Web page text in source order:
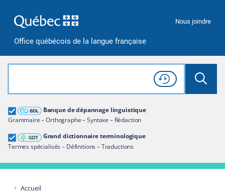
Office québécois de la langue française
Nous joindre
Rechercher dans tout le site
Lancer
Consulter l'
Historique
de recherche
Banque de dépannage linguistique
Grammaire – Orthographe – Syntaxe – Rédaction
Grand dictionnaire terminologique
Termes spécialisés – Définitions – Traductions
Grand dictionnaire terminologique
Restreindre aux termes
Accueil